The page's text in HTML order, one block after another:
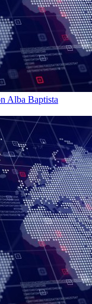
Alba Baptista